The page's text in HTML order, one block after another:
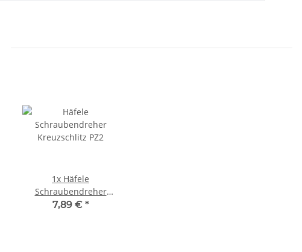
1x Häfele
Schraubendreher
Kreuzschlitz PZ2
7,89 € *